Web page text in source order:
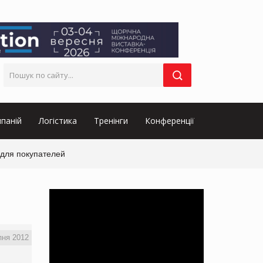
Логістика Тренінги Конференції
покупателей
2012